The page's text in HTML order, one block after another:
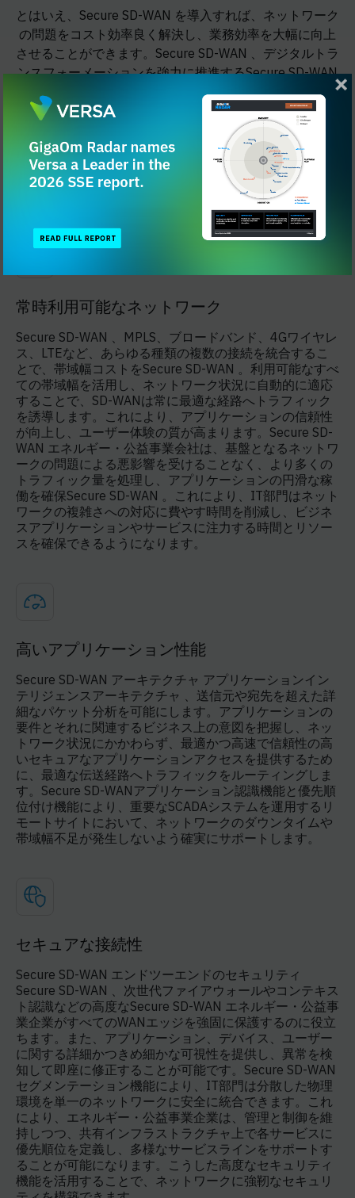
とはいえ、Secure SD-WAN を導入すれば、ネットワーク
の問題をコスト効率良く解決し、業務効率を大幅に向上
させることができます。Secure SD-WAN 、デジタルトラ
ンスフォーメーションを強力に推進するSecure SD-WAN
。これにより、エネルギー・公益事業会社は新しい技術
をシームレスに導入し、すべての支店拠点において一貫
したシームレスなユーザー体験を提供できるようになり
ます。
常時利用可能なネットワーク
Secure SD-WAN 、MPLS、ブロードバンド、4Gワイヤレ
ス、LTEなど、あらゆる種類の複数の接続を統合するこ
とで、帯域幅コストをSecure SD-WAN 。利用可能なすべ
ての帯域幅を活用し、ネットワーク状況に自動的に適応
することで、SD-WANは常に最適な経路へトラフィック
を誘導します。これにより、アプリケーションの信頼性
が向上し、ユーザー体験の質が高まります。Secure SD-
WAN エネルギー・公益事業会社は、基盤となるネットワ
ークの問題による悪影響を受けることなく、より多くの
トラフィック量を処理し、アプリケーションの円滑な稼
働を確保Secure SD-WAN 。これにより、IT部門はネット
ワークの複雑さへの対応に費やす時間を削減し、ビジネ
スアプリケーションやサービスに注力する時間とリソー
スを確保できるようになります。
高いアプリケーション性能
Secure SD-WAN アーキテクチャ アプリケーションイン
テリジェンスアーキテクチャ 、送信元や宛先を超えた詳
細なパケット分析を可能にします。アプリケーションの
要件とそれに関連するビジネス上の意図を把握し、ネッ
トワーク状況にかかわらず、最適かつ高速で信頼性の高
いセキュアなアプリケーションアクセスを提供するため
に、最適な伝送経路へトラフィックをルーティングしま
す。Secure SD-WANアプリケーション認識機能と優先順
位付け機能により、重要なSCADAシステムを運用するリ
モートサイトにおいて、ネットワークのダウンタイムや
帯域幅不足が発生しないよう確実にサポートします。
セキュアな接続性
Secure SD-WAN エンドツーエンドのセキュリティ
Secure SD-WAN 、次世代ファイアウォールやコンテキス
ト認識などの高度なSecure SD-WAN エネルギー・公益事
業企業がすべてのWANエッジを強固に保護するのに役立
ちます。また、アプリケーション、デバイス、ユーザー
に関する詳細かつきめ細かな可視性を提供し、異常を検
知して即座に修正することが可能です。Secure SD-WAN
セグメンテーション機能により、IT部門は分散した物理
環境を単一のネットワークに安全に統合できます。これ
により、エネルギー・公益事業企業は、管理と制御を維
持しつつ、共有インフラストラクチャ上で各サービスに
優先順位を定義し、多様なサービスラインをサポートす
ることが可能になります。こうした高度なセキュリティ
機能を活用することで、ネットワークに強靭なセキュリ